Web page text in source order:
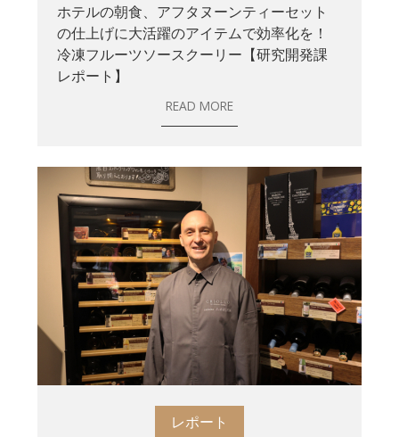
ホテルの朝食、アフタヌーンティーセット
の仕上げに大活躍のアイテムで効率化を！
冷凍フルーツソースクーリー【研究開発課
レポート】
READ MORE
レポート